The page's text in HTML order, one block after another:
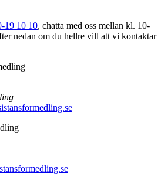
19 10 10, chatta med oss mellan kl. 10-
nedan om du hellre vill att vi kontaktar